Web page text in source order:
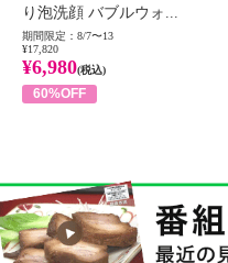
り泡洗顔 バブルウォ...
期間限定：8/7〜13
¥17,820
¥6,980(税込)
60%OFF